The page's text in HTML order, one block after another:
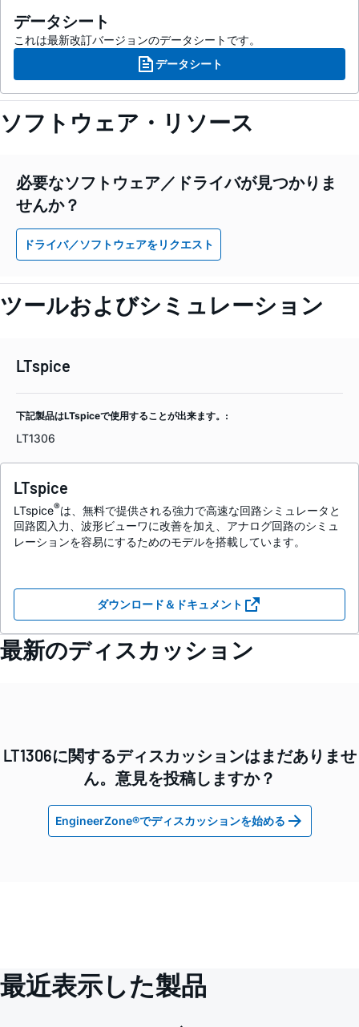
データシート
これは最新改訂バージョンのデータシートです。
データシート
ソフトウェア・リソース
必要なソフトウェア／ドライバが見つかりま
せんか？
ドライバ／ソフトウェアをリクエスト
ツールおよびシミュレーション
LTspice
下記製品はLTspiceで使用することが出来ます。:
LT1306
LTspice
LTspice®は、無料で提供される強力で高速な回路シミュレータと
回路図入力、波形ビューワに改善を加え、アナログ回路のシミュ
レーションを容易にするためのモデルを搭載しています。
ダウンロード＆ドキュメント
最新のディスカッション
LT1306に関するディスカッションはまだありませ
ん。意見を投稿しますか？
EngineerZone®でディスカッションを始める
最近表示した製品